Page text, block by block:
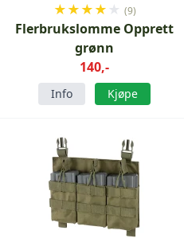
★★★★ ★ (9)
Flerbrukslomme Opprett
grønn
140,-
Info Kjøpe